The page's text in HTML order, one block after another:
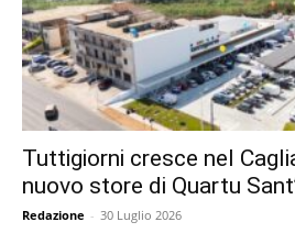
Tuttigiorni cresce nel
nuovo store di Quartu
Redazione - 30 Luglio 2026